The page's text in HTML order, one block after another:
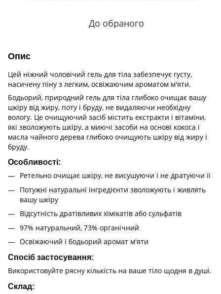
До обраного
Опис
Цей ніжний чоловічий гель для тіла забезпечує густу,
насичену піну з легким, освіжаючим ароматом м'яти.
Бодьорий, природний гель для тіла глибоко очищає вашу
шкіру від жиру, поту і бруду, не видаляючи необхідну
вологу. Це очищуючий засіб містить екстракти і вітаміни,
які зволожують шкіру, а миючі засоби на основі кокоса і
масла чайного дерева глибоко очищують шкіру від жиру і
бруду.
Особливості:
Ретельно очищає шкіру, не висушуючи і не дратуючи її
Потужні натуральні інгредієнти зволожують і живлять
вашу шкіру
Відсутність дратівливих хімікатів або сульфатів
97% натуральний, 73% органічний
Освіжаючий і бодьорий аромат м'яти
Спосіб застосування:
Використовуйте рясну кількість на ваше тіло щодня в душі.
Склад: